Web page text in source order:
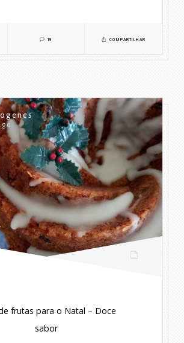
19 COMPARTILHAR
frutas para o Natal – Doce
sabor